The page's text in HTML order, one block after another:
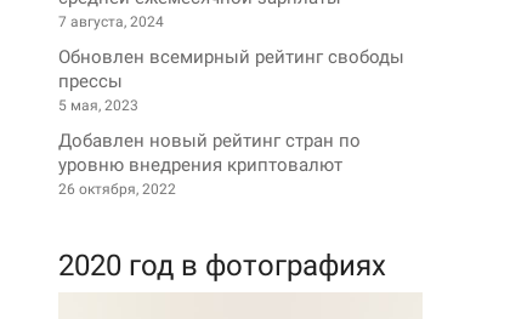
7 августа, 2024
Обновлен всемирный рейтинг свободы
прессы
5 мая, 2023
Добавлен новый рейтинг стран по
уровню внедрения криптовалют
26 октября, 2022
2020 год в фотографиях